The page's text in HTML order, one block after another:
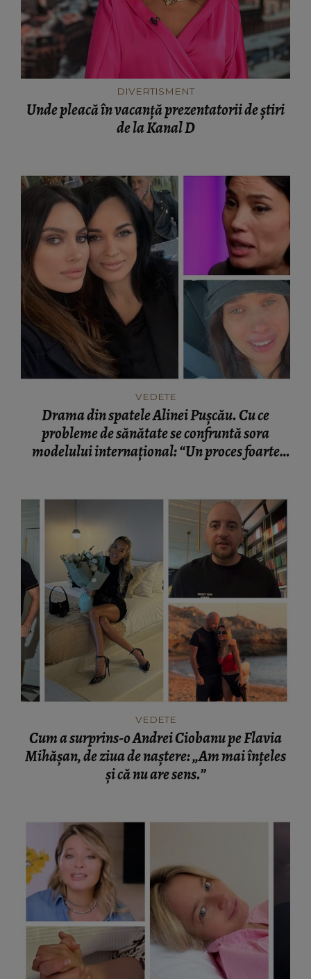
DIVERTISMENT
Unde pleacă în vacanță prezentatorii de știri
de la Kanal D
VEDETE
Drama din spatele Alinei Pușcău. Cu ce
probleme de sănătate se confruntă sora
modelului internațional: “Un proces foarte
VEDETE
Cum a surprins-o Andrei Ciobanu pe Flavia
Mihășan, de ziua de naștere: „Am mai înțeles
și că nu are sens.”